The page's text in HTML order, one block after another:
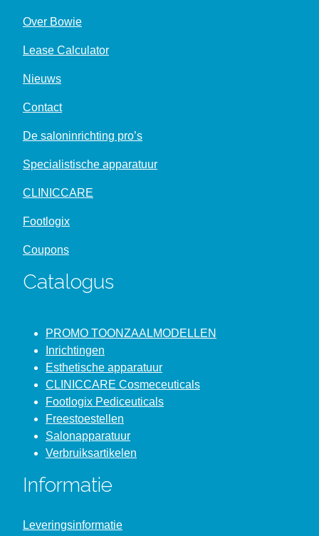
Over Bowie
Lease Calculator
Nieuws
Contact
De saloninrichting pro’s
Specialistische apparatuur
CLINICCARE
Footlogix
Coupons
Catalogus
PROMO TOONZAALMODELLEN
Inrichtingen
Esthetische apparatuur
CLINICCARE Cosmeceuticals
Footlogix Pediceuticals
Freestoestellen
Salonapparatuur
Verbruiksartikelen
Informatie
Leveringsinformatie